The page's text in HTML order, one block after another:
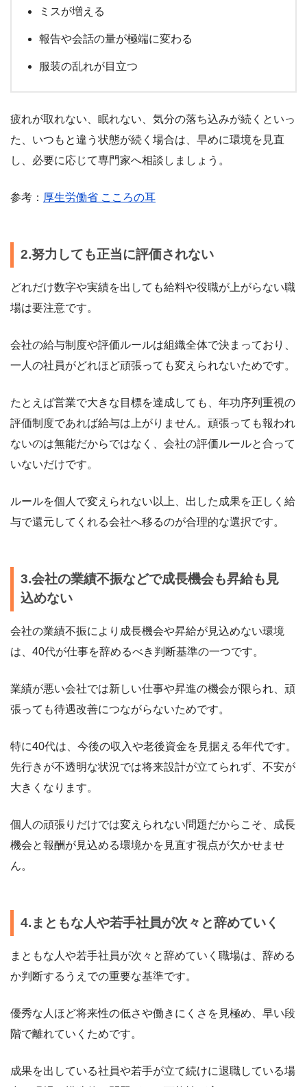
ミスが増える
報告や会話の量が極端に変わる
服装の乱れが目立つ
疲れが取れない、眠れない、気分の落ち込みが続くといっ
た、いつもと違う状態が続く場合は、早めに環境を見直
し、必要に応じて専門家へ相談しましょう。
参考： 厚生労働省 こころの耳
2.努力しても正当に評価されない
どれだけ数字や実績を出しても給料や役職が上がらない職
場は要注意です。
会社の給与制度や評価ルールは組織全体で決まっており、
一人の社員がどれほど頑張っても変えられないためです。
たとえば営業で大きな目標を達成しても、年功序列重視の
評価制度であれば給与は上がりません。頑張っても報われ
ないのは無能だからではなく、会社の評価ルールと合って
いないだけです。
ルールを個人で変えられない以上、出した成果を正しく給
与で還元してくれる会社へ移るのが合理的な選択です。
3.会社の業績不振などで成長機会も昇給も見
込めない
会社の業績不振により成長機会や昇給が見込めない環境
は、40代が仕事を辞めるべき判断基準の一つです。
業績が悪い会社では新しい仕事や昇進の機会が限られ、頑
張っても待遇改善につながらないためです。
特に40代は、今後の収入や老後資金を見据える年代です。
先行きが不透明な状況では将来設計が立てられず、不安が
大きくなります。
個人の頑張りだけでは変えられない問題だからこそ、成長
機会と報酬が見込める環境かを見直す視点が欠かせませ
ん。
4.まともな人や若手社員が次々と辞めていく
まともな人や若手社員が次々と辞めていく職場は、辞める
か判断するうえでの重要な基準です。
優秀な人ほど将来性の低さや働きにくさを見極め、早い段
階で離れていくためです。
成果を出している社員や若手が立て続けに退職している場